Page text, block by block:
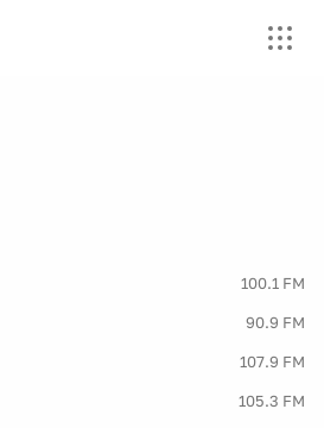
100.1 FM
90.9 FM
107.9 FM
105.3 FM